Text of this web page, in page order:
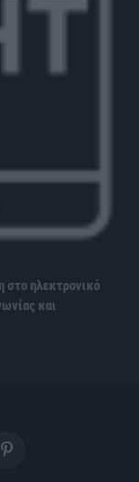
στο ηλεκτρονικό
και
Pinterest